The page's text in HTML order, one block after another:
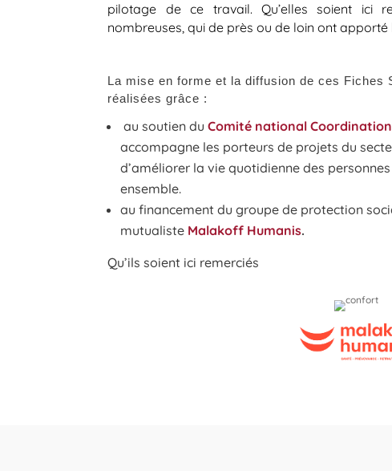
pilotage de ce travail. Qu’elles soient ici
nombreuses, qui de près ou de loin ont
La mise en forme et la diffusion de ces Fiches
réalisées grâce :
au soutien duComité national
accompagne les porteurs de projets du
d’améliorer la vie quotidienne des
ensemble.
au financement du groupe de protection
mutualiste Malakoff Humanis.
Qu’ils soient ici remerciés